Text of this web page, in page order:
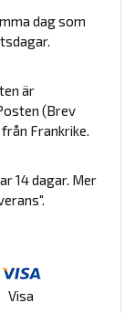
dag som
är
(Brev
Frankrike.
14 dagar. Mer
Visa